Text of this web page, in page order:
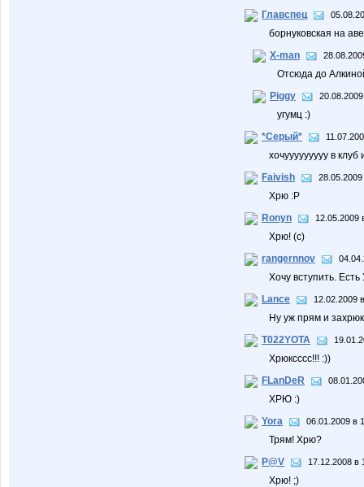
Главспец
борнуковская на
X-man
Отсюда до
Piggy
угумц :)
*Серый*
хочууууууууу в клуб
Faivish
Хрю :Р
Ronyn
12.05.2009
Хрю! (с)
rangernnov
Хочу вступить.
Lance
12.02.2009
Ну уж прям и
T022YOTA
Хрюксссс!!! :))
FLanDeR
ХРЮ :)
Yora
06.01.2009 в
Трям! Хрю?
P@V
17.12.2008 в
Хрю! ;)